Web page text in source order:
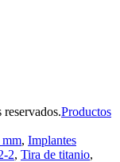
Productos
mm, Implantes
2, Tira de titanio,